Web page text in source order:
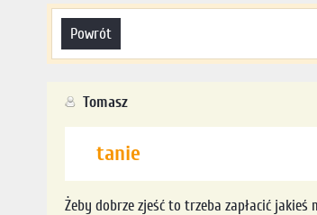
powrót
Tomasz
tanie
Żeby dobrze zjeść to trzeba zapłacić jakieś